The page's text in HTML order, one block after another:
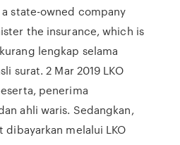
a state-owned company
the insurance, which is
lengkap selama
surat. 2 Mar 2019 LKO
penerima
ahli waris. Sedangkan,
dibayarkan melalui LKO